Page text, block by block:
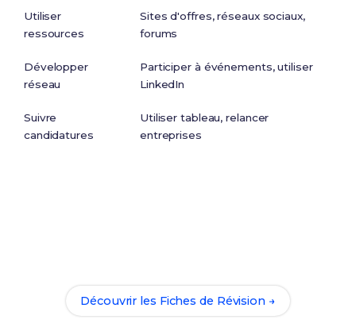
Utiliser
ressources
Sites d'offres, réseaux sociaux,
forums
Développer
réseau
Participer à événements, utiliser
LinkedIn
Suivre
candidatures
Utiliser tableau, relancer
entreprises
Découvrir les Fiches de Révision →